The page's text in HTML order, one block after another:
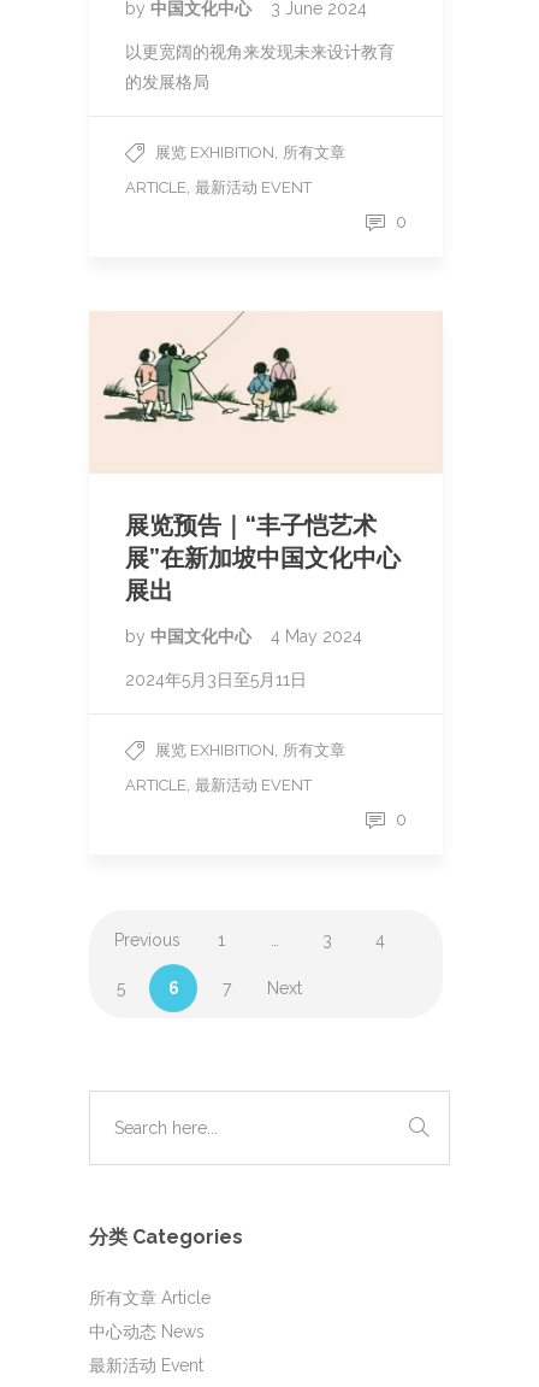
by 中国文化中心 3 June 2024
以更宽阔的视角来发现未来设计教育
的发展格局
展览 EXHIBITION 所有文章
ARTICLE 最新活动 EVENT
0
展览预告｜“丰子恺艺术
展”在新加坡中国文化中心
展出
by 中国文化中心 4 May 2024
2024年5月3日至5月11日
展览 EXHIBITION 所有文章
ARTICLE 最新活动 EVENT
0
Previous 1 3 4
5 6 7 Next
分类 Categories
所有文章 Article
中心动态 News
最新活动 Event